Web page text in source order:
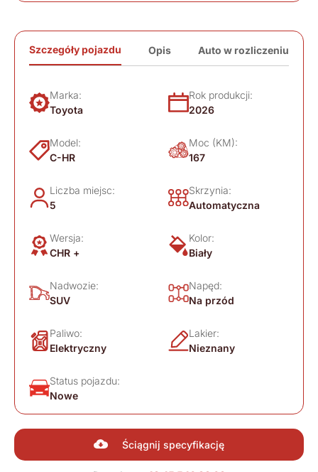
Szczegóły pojazdu Opis Auto w rozliczeniu
Marka:
Toyota
Rok produkcji:
2026
Model:
C-HR
Moc (KM):
167
Liczba miejsc:
5
Skrzynia:
Automatyczna
Wersja:
CHR +
Kolor:
Biały
Nadwozie:
SUV
Napęd:
Na przód
Paliwo:
Elektryczny
Lakier:
Nieznany
Status pojazdu:
Nowe
Ściągnij specyfikację